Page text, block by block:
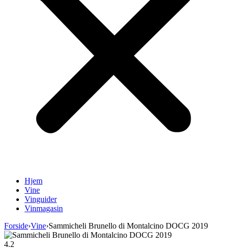
Hjem
Vine
Vinguider
Vinmagasin
Forside›Vine›Sammicheli Brunello di Montalcino DOCG 2019
4.2